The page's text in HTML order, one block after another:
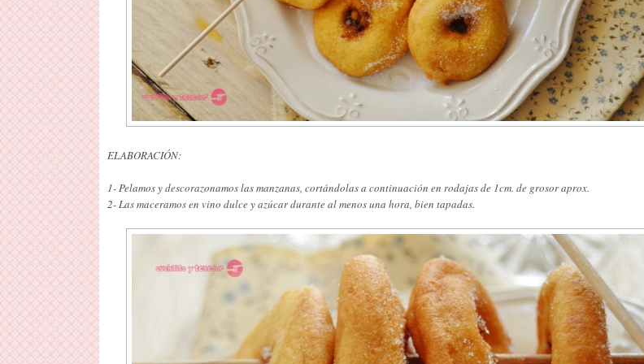
ELABORACIÓN:
1- Pelamos y descorazonamos las manzanas, cortándolas a continuación en rodajas de 1cm. de grosor aprox.
2- Las maceramos en vino dulce y azúcar durante al menos una hora, bien tapadas.